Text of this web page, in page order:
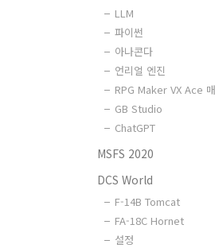
LLM
파이썬
아나콘다
언리얼 엔진
RPG Maker VX Ace
GB Studio
ChatGPT
MSFS 2020
DCS World
F-14B Tomcat
FA-18C Hornet
설정